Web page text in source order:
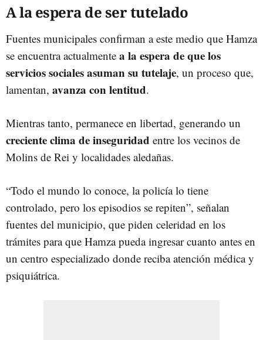
A la espera de ser tutelado
Fuentes municipales confirman a este medio que Hamza
se encuentra actualmente a la espera de que los
servicios sociales asuman su tutelaje, un proceso que,
lamentan, avanza con lentitud.
Mientras tanto, permanece en libertad, generando un
creciente clima de inseguridad entre los vecinos de
Molins de Rei y localidades aledañas.
“Todo el mundo lo conoce, la policía lo tiene
controlado, pero los episodios se repiten”, señalan
fuentes del municipio, que piden celeridad en los
trámites para que Hamza pueda ingresar cuanto antes en
un centro especializado donde reciba atención médica y
psiquiátrica.